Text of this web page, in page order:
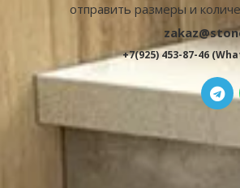
отправить размеры и
+7(925) 453-87-46